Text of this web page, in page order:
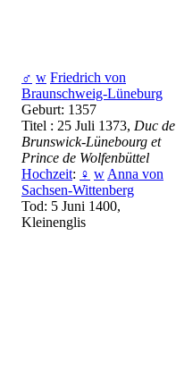
♂ w Friedrich von
Braunschweig-Lüneburg
Geburt: 1357
Titel : 25 Juli 1373, Duc de
Brunswick-Lünebourg et
Prince de Wolfenbüttel
Hochzeit: ♀ w Anna von
Sachsen-Wittenberg
Tod: 5 Juni 1400,
Kleinenglis